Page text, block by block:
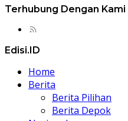
Terhubung Dengan Kami
Edisi.ID
Home
Berita
Berita Pilihan
Berita Depok